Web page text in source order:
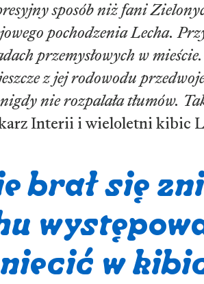
sposób niż fani
pochodzenia Lecha.
przemysłowych w
z jej rodowodu
nie rozpalała tłumów.
Interii i wieloletni kibic
brał się
w